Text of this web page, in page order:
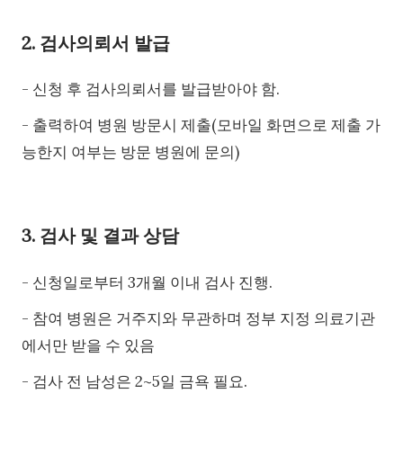
2. 검사의뢰서 발급
- 신청 후 검사의뢰서를 발급받아야 함.
- 출력하여 병원 방문시 제출(모바일 화면으로 제출 가
능한지 여부는 방문 병원에 문의)
3. 검사 및 결과 상담
- 신청일로부터 3개월 이내 검사 진행.
- 참여 병원은 거주지와 무관하며 정부 지정 의료기관
에서만 받을 수 있음
- 검사 전 남성은 2~5일 금욕 필요.